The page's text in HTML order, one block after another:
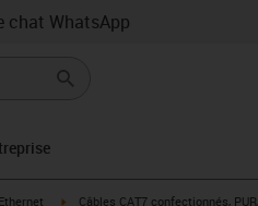
chat WhatsApp
icon-arrow-right
Ethernet igus-icon-arrow-right
Câbles CAT7 confectionnés,